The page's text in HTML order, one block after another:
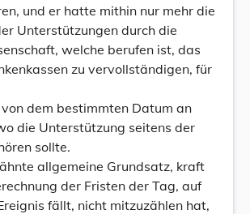
und er hatte mithin nur mehr die
Unterstützungen durch die
welche berufen ist, das
zu vervollständigen, für
dem bestimmten Datum an
die Unterstützung seitens der
sollte.
allgemeine Grundsatz, kraft
der Fristen der Tag, auf
fällt, nicht mitzuzählen hat,